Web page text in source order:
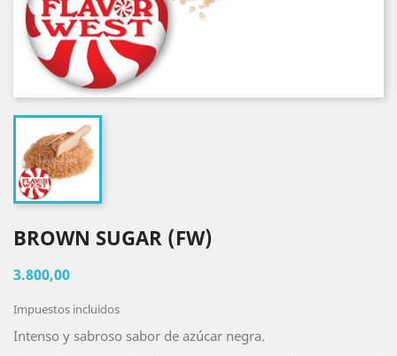
BROWN SUGAR (FW)
3.800,00
Impuestos incluidos
Intenso y sabroso sabor de azúcar negra.